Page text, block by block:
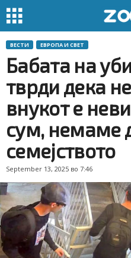
ВЕСТИ ЕВРОПА И СВЕТ
Бабата на
тврди дека
внукот е
сум, немаме
семејството
September 13, 2025 во 7:46